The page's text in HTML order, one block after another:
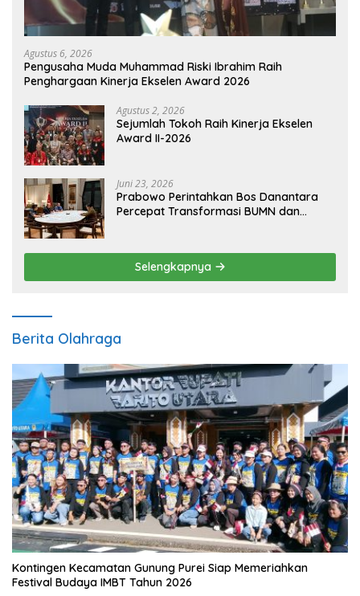
Agustus 6, 2026
Pengusaha Muda Muhammad Riski Ibrahim Raih
Penghargaan Kinerja Ekselen Award 2026
Agustus 2, 2026
Sejumlah Tokoh Raih Kinerja Ekselen
Award II-2026
Juni 23, 2026
Prabowo Perintahkan Bos Danantara
Percepat Transformasi BUMN dan
Selengkapnya
Berita Olahraga
Kontingen Kecamatan Gunung Purei Siap Memeriahkan
Festival Budaya IMBT Tahun 2026